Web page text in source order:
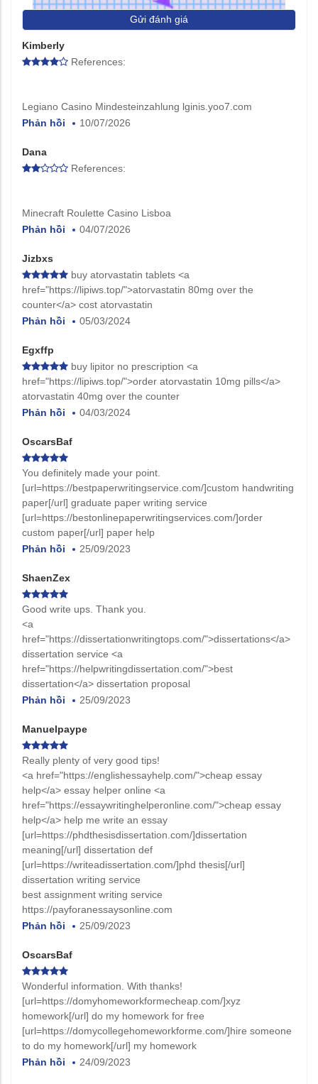
Gửi đánh giá
Kimberly
References:
Legiano Casino Mindesteinzahlung lginis.yoo7.com
Phản hồi
10/07/2026
Dana
References:
Minecraft Roulette Casino Lisboa
Phản hồi
04/07/2026
Jizbxs
buy atorvastatin tablets <a
href="https://lipiws.top/">atorvastatin 80mg over the
counter</a> cost atorvastatin
Phản hồi
05/03/2024
Egxffp
buy lipitor no prescription <a
href="https://lipiws.top/">order atorvastatin 10mg pills</a>
atorvastatin 40mg over the counter
Phản hồi
04/03/2024
OscarsBaf
You definitely made your point.
[url=https://bestpaperwritingservice.com/]custom handwriting
paper[/url] graduate paper writing service
[url=https://bestonlinepaperwritingservices.com/]order
custom paper[/url] paper help
Phản hồi
25/09/2023
ShaenZex
Good write ups. Thank you.
<a
href="https://dissertationwritingtops.com/">dissertations</a>
dissertation service <a
href="https://helpwritingdissertation.com/">best
dissertation</a> dissertation proposal
Phản hồi
25/09/2023
Manuelpaype
Really plenty of very good tips!
<a href="https://englishessayhelp.com/">cheap essay
help</a> essay helper online <a
href="https://essaywritinghelperonline.com/">cheap essay
help</a> help me write an essay
[url=https://phdthesisdissertation.com/]dissertation
meaning[/url] dissertation def
[url=https://writeadissertation.com/]phd thesis[/url]
dissertation writing service
best assignment writing service
https://payforanessaysonline.com
Phản hồi
25/09/2023
OscarsBaf
Wonderful information. With thanks!
[url=https://domyhomeworkformecheap.com/]xyz
homework[/url] do my homework for free
[url=https://domycollegehomeworkforme.com/]hire someone
to do my homework[/url] my homework
Phản hồi
24/09/2023